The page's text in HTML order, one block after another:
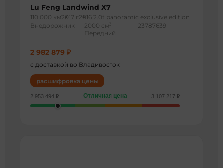
Lu Feng Landwind X7
110 000 км2017 г 2016 2.0t panoramic exclusive edition
Внедорожник
2000 см 3
Передний
23787639
2 982 879 ₽
с доставкой во Владивосток
расшифровка цены
2 953 494 ₽ Отличная цена 3 107 217 ₽